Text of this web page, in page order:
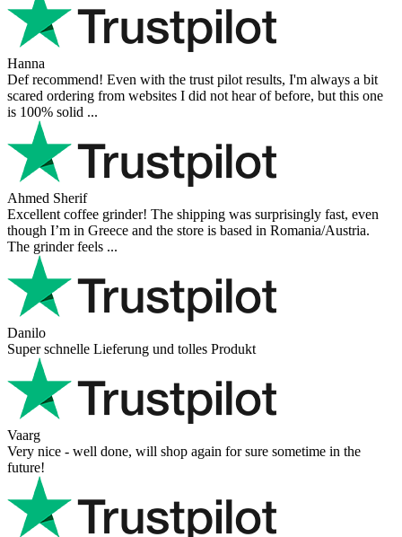
Hanna
Def recommend! Even with the trust pilot results, I'm always a bit
scared ordering from websites I did not hear of before, but this one
is 100% solid ...
Ahmed Sherif
Excellent coffee grinder! The shipping was surprisingly fast, even
though I’m in Greece and the store is based in Romania/Austria.
The grinder feels ...
Danilo
Super schnelle Lieferung und tolles Produkt
Vaarg
Very nice - well done, will shop again for sure sometime in the
future!